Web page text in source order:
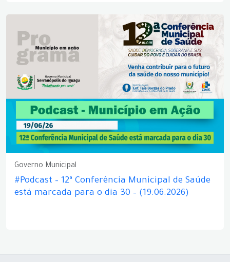
Governo Municipal
#Podcast – 12ª Conferência Municipal de Saúde
está marcada para o dia 30 – (19.06.2026)